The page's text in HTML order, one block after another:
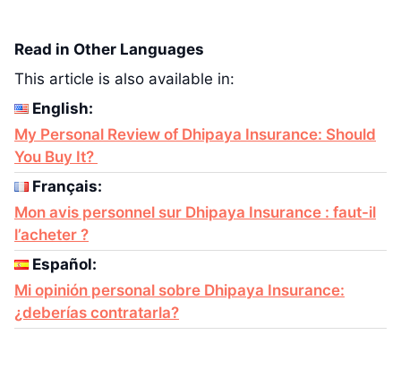
Read in Other Languages
This article is also available in:
English:
My Personal Review of Dhipaya Insurance: Should
You Buy It?
Français:
Mon avis personnel sur Dhipaya Insurance : faut-il
l’acheter ?
Español:
Mi opinión personal sobre Dhipaya Insurance:
¿deberías contratarla?